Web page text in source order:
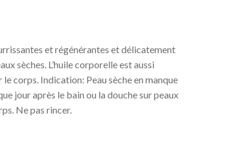
et régénérantes et délicatement
sèches. L’huile corporelle est aussi
corps. Indication: Peau sèche en manque
jour après le bain ou la douche sur peaux
Ne pas rincer.